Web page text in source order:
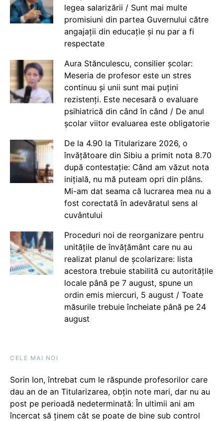
legea salarizării / Sunt mai multe
promisiuni din partea Guvernului către
angajații din educație și nu par a fi
respectate
Aura Stănculescu, consilier școlar:
Meseria de profesor este un stres
continuu și unii sunt mai puțini
rezistenți. Este necesară o evaluare
psihiatrică din când în când / De anul
școlar viitor evaluarea este obligatorie
De la 4.90 la Titularizare 2026, o
învățătoare din Sibiu a primit nota 8.70
după contestație: Când am văzut nota
inițială, nu mă puteam opri din plâns.
Mi-am dat seama că lucrarea mea nu a
fost corectată în adevăratul sens al
cuvântului
Proceduri noi de reorganizare pentru
unitățile de învățământ care nu au
realizat planul de școlarizare: lista
acestora trebuie stabilită cu autoritățile
locale până pe 7 august, spune un
ordin emis miercuri, 5 august / Toate
măsurile trebuie încheiate până pe 24
august
CELE MAI NOI
Sorin Ion, întrebat cum le răspunde profesorilor care
dau an de an Titularizarea, obțin note mari, dar nu au
post pe perioadă nedeterminată: În ultimii ani am
încercat să ținem cât se poate de bine sub control